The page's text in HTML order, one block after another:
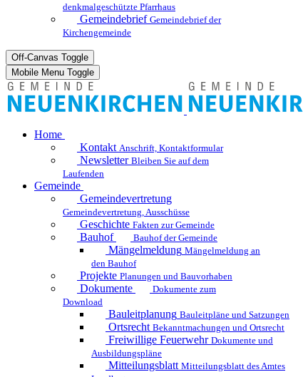
denkmalgeschützte Pfarrhaus
Gemeindebrief Gemeindebrief der
Kirchengemeinde
Off-Canvas Toggle
Mobile Menu Toggle
Home
Kontakt Anschrift, Kontaktformular
Newsletter Bleiben Sie auf dem
Laufenden
Gemeinde
Gemeindevertretung
Gemeindevertretung, Ausschüsse
Geschichte Fakten zur Gemeinde
Bauhof Bauhof der Gemeinde
Mängelmeldung Mängelmeldung an
den Bauhof
Projekte Planungen und Bauvorhaben
Dokumente
Dokumente zum
Download
Bauleitplanung Bauleitpläne und Satzungen
Ortsrecht Bekanntmachungen und Ortsrecht
Freiwillige Feuerwehr Dokumente und
Ausbildungspläne
Mitteilungsblatt Mitteilungsblatt des Amtes